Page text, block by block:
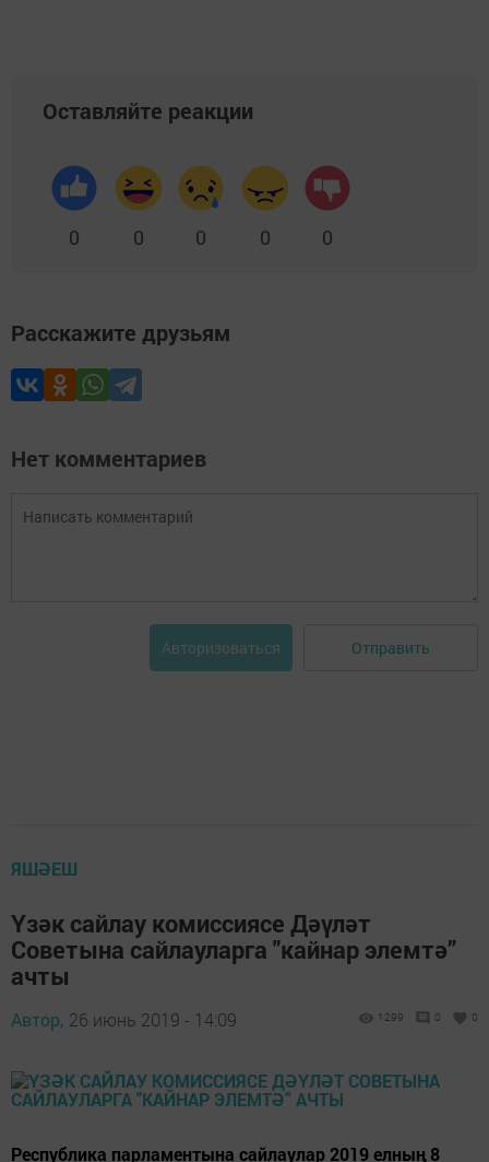
Оставляйте реакции
0 0 0 0 0
Расскажите друзьям
Нет комментариев
Авторизоваться Отправить
ЯШӘЕШ
Үзәк сайлау комиссиясе Дәүләт
Советына сайлауларга "кайнар элемтә”
ачты
Автор, 26 июнь 2019 - 14:09 1299 0 0
Республика парламентына сайлаулар 2019 елның 8